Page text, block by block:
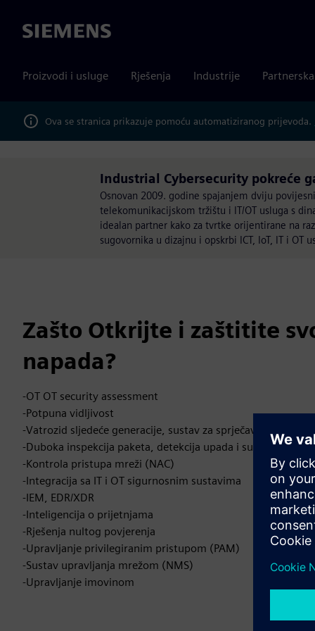
Siemens
Proizvodi i usluge Rješenja Industrije
Ova se stranica prikazuje pomoću automatiziranog prijevoda.
Industrial Cybersecurity pokreće
Osnovan 2009. godine spajanjem dviju
telekomunikacijskom tržištu i IT/OT usluga s
idealan partner kako za tvrtke orijentirane na
sugovornika u dizajnu i opskrbi ICT, IoT, IT i OT
Zašto Otkrijte i zaštitite
napada?
-OT OT security assessment
-Potpuna vidljivost
-Vatrozid sljedeće generacije, sustav za sprječavanje upada
-Duboka inspekcija paketa, detekcija upada i sustav
-Kontrola pristupa mreži (NAC)
-Integracija sa IT i OT sigurnosnim sustavima
-IEM, EDR/XDR
-Inteligencija o prijetnjama
-Rješenja nultog povjerenja
-Upravljanje privilegiranim pristupom (PAM)
-Sustav upravljanja mrežom (NMS)
-Upravljanje imovinom